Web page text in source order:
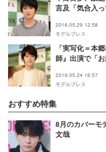
言及「気合入っ
2016.05.29 12:58
モデルプレス
「実写化＝本
師』出演で「
2016.05.24 16:57
モデルプレス
おすすめ特集
8月のカバーモ
文哉